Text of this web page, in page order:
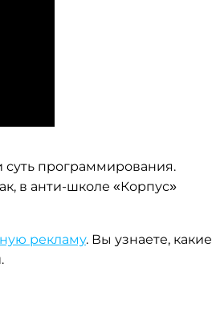
суть программирования.
в анти-школе «Корпус»
рекламу. Вы узнаете, какие